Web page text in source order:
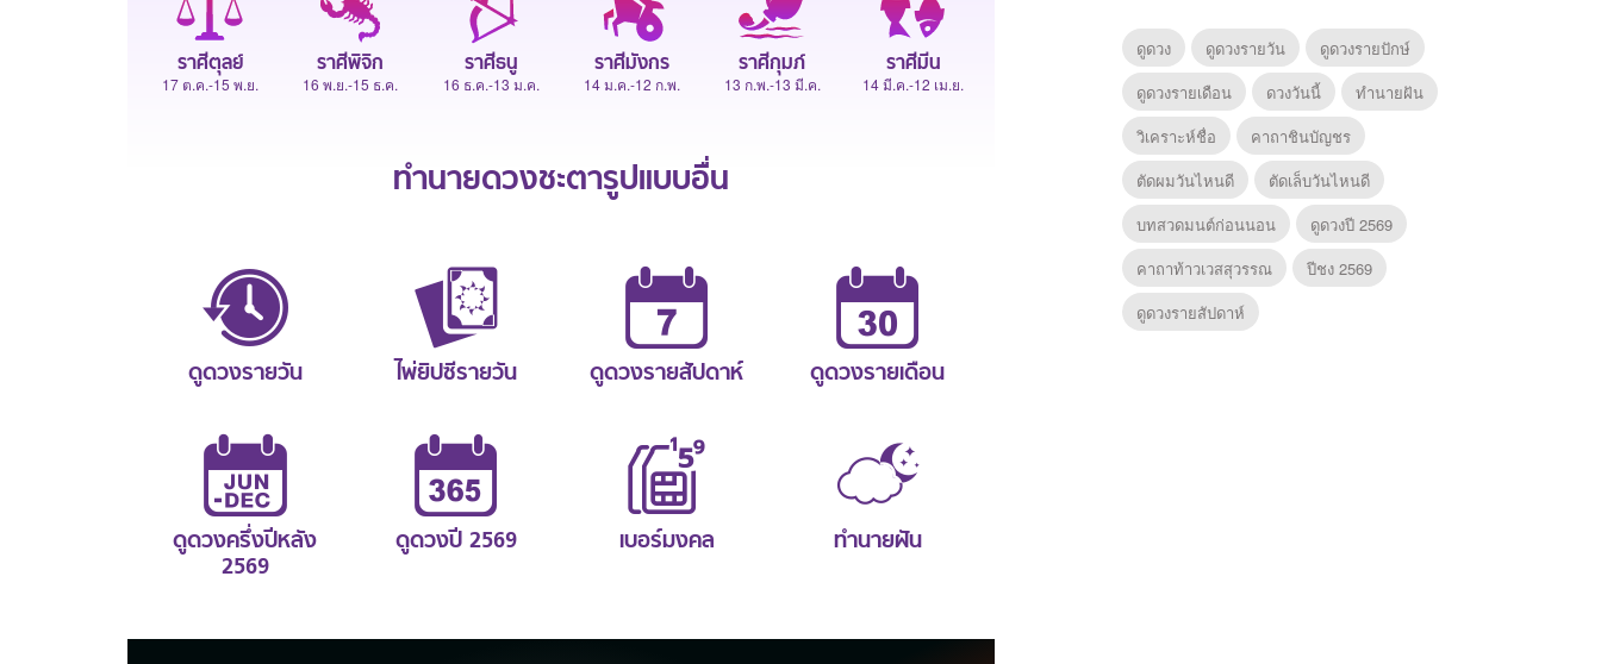
ราศีตุลย์
17 ต.ค.-15 พ.ย.
ราศีพิจิก
16 พ.ย.-15 ธ.ค.
ราศีธนู
16 ธ.ค.-13 ม.ค.
ราศีมังกร
14 ม.ค.-12 ก.พ.
ราศีกุมภ์
13 ก.พ.-13 มี.ค.
ราศีมีน
14 มี.ค.-12 เม.ย.
ทำนายดวงชะตารูปแบบอื่น
ดูดวงรายวัน ไพ่ยิปซีรายวัน ดูดวงรายสัปดาห์ ดูดวงรายเดือน
ดูดวงครึ่งปีหลัง
2569
ดูดวงปี 2569 เบอร์มงคล ทำนายฝัน
ดูดวง ดูดวงรายวัน
ดูดวงรายปักษ์
ดูดวงรายเดือน
ดวงวันนี้
ทํานายฝัน
วิเคราะห์ชื่อ
คาถาชินบัญชร
ตัดผมวันไหนดี
ตัดเล็บวันไหนดี
บทสวดมนต์ก่อนนอน
ดูดวงปี 2569
คาถาท้าวเวสสุวรรณ
ปีชง 2569
ดูดวงรายสัปดาห์